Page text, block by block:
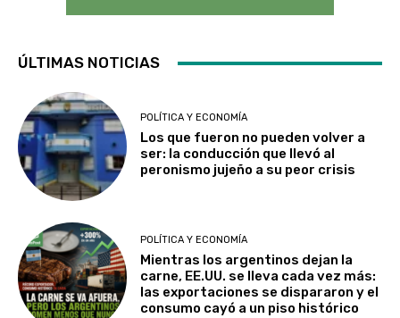
ÚLTIMAS NOTICIAS
POLÍTICA Y ECONOMÍA
Los que fueron no pueden volver a
ser: la conducción que llevó al
peronismo jujeño a su peor crisis
POLÍTICA Y ECONOMÍA
Mientras los argentinos dejan la
carne, EE.UU. se lleva cada vez más:
las exportaciones se dispararon y el
consumo cayó a un piso histórico